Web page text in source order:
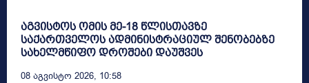
აგვისტოს ომის მე-18 წლისთავზე
საქართველოს ადმინისტრაციულ შენობებზე
სახელმწიფო დროშები დაუშვეს
08 Აგვისტო 2026, 10:58